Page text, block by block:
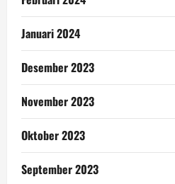
Januari 2024
Desember 2023
November 2023
Oktober 2023
September 2023